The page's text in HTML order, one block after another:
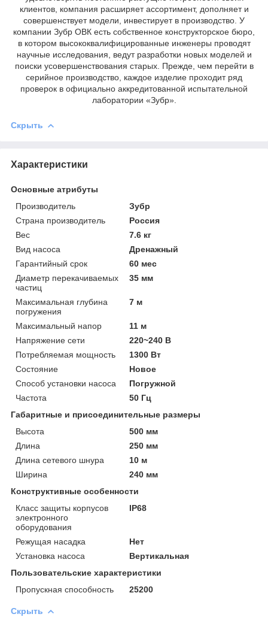
клиентов, компания расширяет ассортимент, дополняет и
совершенствует модели, инвестирует в производство. У
компании Зубр ОВК есть собственное конструкторское бюро,
в котором высококвалифицированные инженеры проводят
научные исследования, ведут разработки новых моделей и
поиски усовершенствования старых. Прежде, чем перейти в
серийное производство, каждое изделие проходит ряд
проверок в официально аккредитованной испытательной
лаборатории «Зубр».
Скрыть
Характеристики
Основные атрибуты
Производитель
Зубр
Страна производитель
Россия
Вес
7.6 кг
Вид насоса
Дренажный
Гарантийный срок
60 мес
Диаметр перекачиваемых
частиц
35 мм
Максимальная глубина
погружения
7 м
Максимальный напор
11 м
Напряжение сети
220~240 В
Потребляемая мощность
1300 Вт
Состояние
Новое
Способ установки насоса
Погружной
Частота
50 Гц
Габаритные и присоединительные размеры
Высота
500 мм
Длина
250 мм
Длина сетевого шнура
10 м
Ширина
240 мм
Конструктивные особенности
Класс защиты корпусов
электронного
оборудования
IP68
Режущая насадка
Нет
Установка насоса
Вертикальная
Пользовательские характеристики
Пропускная способность
25200
Скрыть